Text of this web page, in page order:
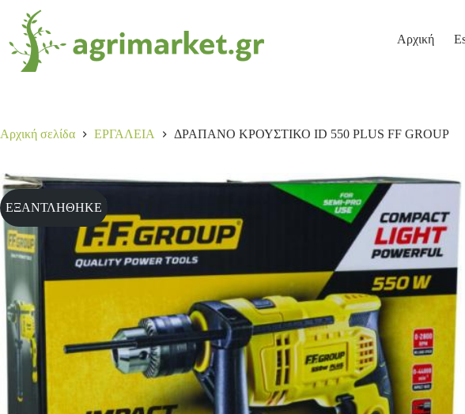
Αρχική
Αρχική σελίδα ΕΡΓΑΛΕΙΑ ΔΡΑΠΑΝΟ ΚΡΟΥΣΤΙΚΟ ID 550 PLUS FF GROUP
ΕΞΑΝΤΛΗΘΗΚΕ